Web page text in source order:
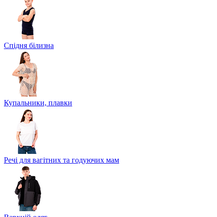
Спідня білизна
Купальники, плавки
Речі для вагітних та годуючих мам